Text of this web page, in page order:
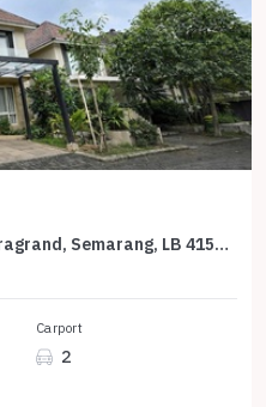
Rumah Mewah di Kawasan Citragrand, Semarang, LB 415m², Harga 5,5 Miliar
Carport
2